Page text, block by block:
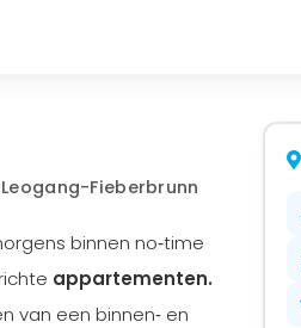
Fieberbrunn
binnen no‑time
appartementen.
van een binnen‑ en